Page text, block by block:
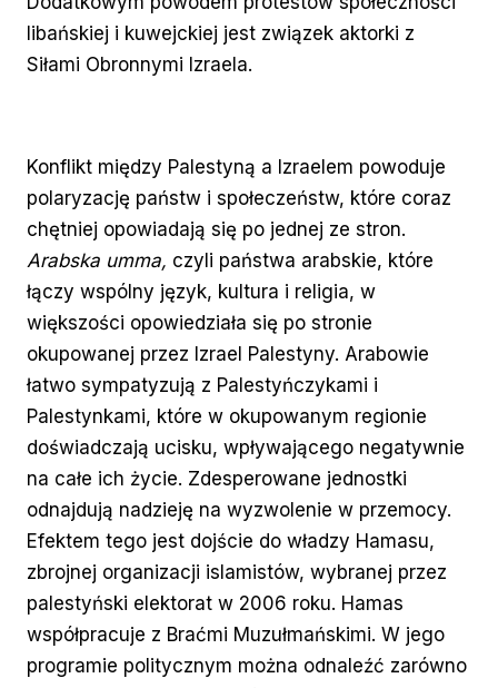
libańskiej i kuwejckiej jest związek aktorki z
Siłami Obronnymi Izraela.
Konflikt między Palestyną a Izraelem powoduje
polaryzację państw i społeczeństw, które coraz
chętniej opowiadają się po jednej ze stron.
Arabska umma, czyli państwa arabskie, które
łączy wspólny język, kultura i religia, w
większości opowiedziała się po stronie
okupowanej przez Izrael Palestyny. Arabowie
łatwo sympatyzują z Palestyńczykami i
Palestynkami, które w okupowanym regionie
doświadczają ucisku, wpływającego negatywnie
na całe ich życie. Zdesperowane jednostki
odnajdują nadzieję na wyzwolenie w przemocy.
Efektem tego jest dojście do władzy Hamasu,
zbrojnej organizacji islamistów, wybranej przez
palestyński elektorat w 2006 roku. Hamas
współpracuje z Braćmi Muzułmańskimi. W jego
programie politycznym można odnaleźć zarówno